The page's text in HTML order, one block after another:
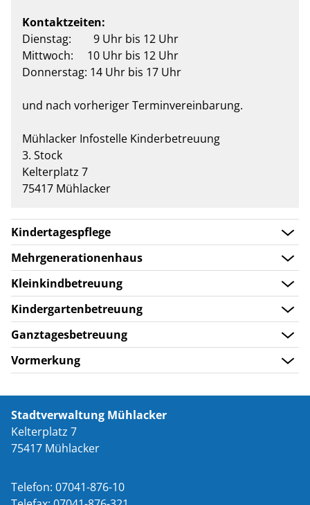
Kontaktzeiten:
Dienstag: 9 Uhr bis 12 Uhr
Mittwoch: 10 Uhr bis 12 Uhr
Donnerstag: 14 Uhr bis 17 Uhr
und nach vorheriger Terminvereinbarung.
Mühlacker Infostelle Kinderbetreuung
3. Stock
Kelterplatz 7
75417 Mühlacker
Kindertagespflege
Mehrgenerationenhaus
Kleinkindbetreuung
Kindergartenbetreuung
Ganztagesbetreuung
Vormerkung
Stadtverwaltung Mühlacker
Kelterplatz 7
75417 Mühlacker
Telefon: 07041-876-10